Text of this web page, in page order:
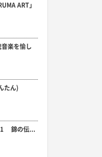
ART」
楽を愉し
たん)
錦の伝...